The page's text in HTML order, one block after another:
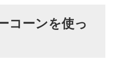
コーンを使っ